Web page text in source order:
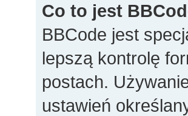
Co to jest
BBCode jest
lepszą kontrolę
postach.
ustawień